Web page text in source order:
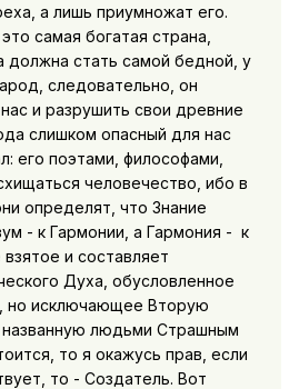
а лишь приумножат его.
самая богатая страна,
должна стать самой бедной, у
следовательно, он
и разрушить свои древние
слишком опасный для нас
его поэтами, философами,
человечество, ибо в
определят, что Знание
- к Гармонии, а Гармония - к
и составляет
Духа, обусловленное
но исключающее Вторую
людьми Страшным
то я окажусь прав, если
то - Создатель. Вот